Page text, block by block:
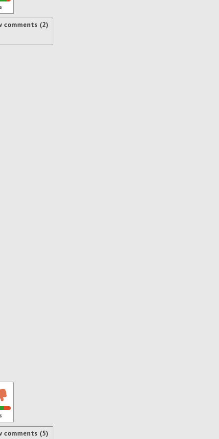
comments (2)
comments (5)